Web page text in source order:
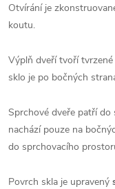
Otvírání je
koutu.
Výplň dveří tvoří
sklo je po bočných
Sprchové dveře patří
nachází pouze na
do sprchovacího
Povrch skla je upravený